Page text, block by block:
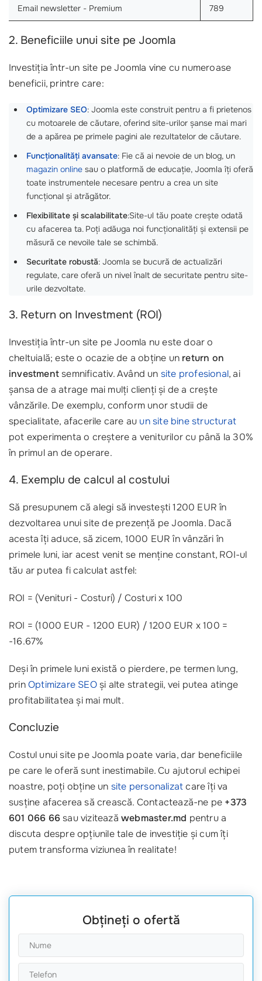
Email newsletter - Premium 789
2. Beneficiile unui site pe Joomla
Investiția într-un site pe Joomla vine cu numeroase
beneficii, printre care:
Optimizare SEO: Joomla este construit pentru a fi prietenos
cu motoarele de căutare, oferind site-urilor șanse mai mari
de a apărea pe primele pagini ale rezultatelor de căutare.
Funcționalități avansate: Fie că ai nevoie de un blog, un
magazin online sau o platformă de educație, Joomla îți oferă
toate instrumentele necesare pentru a crea un site
funcțional și atrăgător.
Flexibilitate și scalabilitate:Site-ul tău poate crește odată
cu afacerea ta. Poți adăuga noi funcționalități și extensii pe
măsură ce nevoile tale se schimbă.
Securitate robustă: Joomla se bucură de actualizări
regulate, care oferă un nivel înalt de securitate pentru site-
urile dezvoltate.
3. Return on Investment (ROI)
Investiția într-un site pe Joomla nu este doar o
cheltuială; este o ocazie de a obține un return on
investmentsemnificativ. Având un site profesional, ai
șansa de a atrage mai mulți clienți și de a crește
vânzările. De exemplu, conform unor studii de
specialitate, afacerile care au un site bine structurat
pot experimenta o creștere a veniturilor cu până la 30%
în primul an de operare.
4. Exemplu de calcul al costului
Să presupunem că alegi să investești 1200 EUR în
dezvoltarea unui site de prezență pe Joomla. Dacă
acesta îți aduce, să zicem, 1000 EUR în vânzări în
primele luni, iar acest venit se menține constant, ROI-ul
tău ar putea fi calculat astfel:
ROI = (Venituri - Costuri) / Costuri x 100
ROI = (1000 EUR - 1200 EUR) / 1200 EUR x 100 =
-16.67%
Deși în primele luni există o pierdere, pe termen lung,
prinOptimizare SEOși alte strategii, vei putea atinge
profitabilitatea și mai mult.
Concluzie
Costul unui site pe Joomla poate varia, dar beneficiile
pe care le oferă sunt inestimabile. Cu ajutorul echipei
noastre, poți obține un site personalizatcare îți va
susține afacerea să crească. Contactează-ne pe +373
601 066 66sau vizitează webmaster.md pentru a
discuta despre opțiunile tale de investiție și cum îți
putem transforma viziunea în realitate!
Obțineți o ofertă